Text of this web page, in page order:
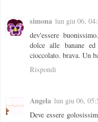
simona lun giu 06,
dev'essere
dolce alle banane
cioccolato. brava. Un
Rispondi
Angela lun giu 06,
Deve essere